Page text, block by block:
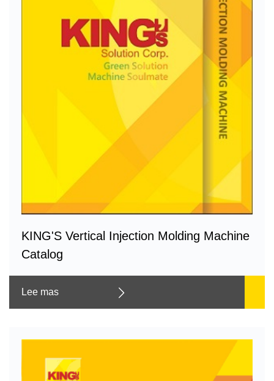
KING'S Vertical Injection Molding Machine
Catalog
Lee mas